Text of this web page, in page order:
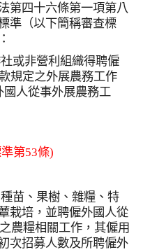
第四十六條第一項第八
準（以下簡稱審查標
或非營利組織得聘僱
規定之外展農務工作
人從事外展農務工
第53條)
苗、果樹、雜糧、特
栽培，並聘僱外國人從
農糧相關工作，其僱用
次招募人數及所聘僱外